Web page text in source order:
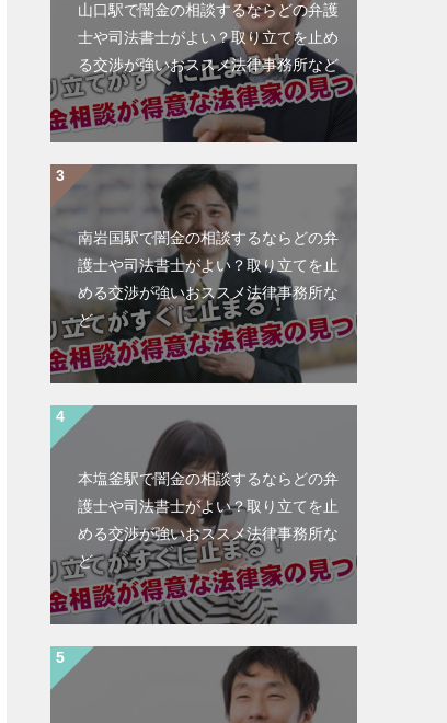
山口駅で闇金の相談するならどの弁護
士や司法書士がよい？取り立てを止め
る交渉が強いおススメ法律事務所など
南岩国駅で闇金の相談するならどの弁
護士や司法書士がよい？取り立てを止
める交渉が強いおススメ法律事務所な
ど
本塩釜駅で闇金の相談するならどの弁
護士や司法書士がよい？取り立てを止
める交渉が強いおススメ法律事務所な
ど